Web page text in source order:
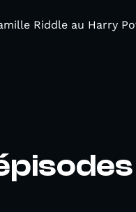
Riddle au Harry